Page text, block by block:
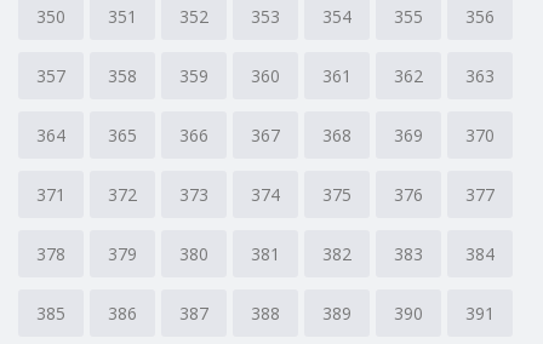
350 351 352 353 354 355 356
357 358 359 360 361 362 363
364 365 366 367 368 369 370
371 372 373 374 375 376 377
378 379 380 381 382 383 384
385 386 387 388 389 390 391